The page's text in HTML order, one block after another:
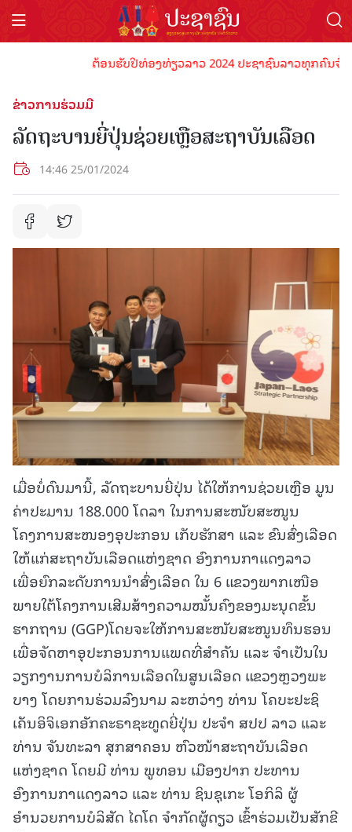
ຕ້ອນຮັບປີທ່ອງທ່ຽວລາວ 2024 ປະຊາຊົນລາວທຸກຄົນຈົ່ງ
ຂ່າວການຮ່ວມມື
ລັດຖະບານຍີ່ປຸ່ນຊ່ວຍເຫຼືອສະຖາບັນເລືອດ
14:46 25/01/2024
ເມື່ອບໍ່ດົນມານີ້, ລັດຖະບານຍີ່ປຸ່ນ ໄດ້ໃຫ້ການຊ່ວຍເຫຼືອ ມູນ
ຄ່າປະມານ 188.000 ໂດລາ ໃນການສະໜັບສະໜູນ
ໂຄງການສະໜອງອຸປະກອນ ເກັບຮັກສາ ແລະ ຂົນສົ່ງເລືອດ
ໃຫ້ແກ່ສະຖາບັນເລືອດແຫ່ງຊາດ ອົງການກາແດງລາວ
ເພື່ອຍົກລະດັບການນຳສົ່ງເລືອດ ໃນ 6 ແຂວງພາກເໜືອ
ພາຍໃຕ້ໂຄງການເສີມສ້າງຄວາມໝັ້ນຄົງຂອງມະນຸດຂັ້ນ
ຮາກຖານ (GGP)ໂດຍຈະໃຫ້ການສະໜັບສະໜູນທຶນຮອນ
ເພື່ອຈັດຫາອຸປະກອນການແພດທີ່ສຳຄັນ ແລະ ຈໍາເປັນໃນ
ວຽກງານການບໍລິການເລືອດໃນສູນເລືອດ ແຂວງຫຼວງພະ
ບາງ ໂດຍການຮ່ວມລົງນາມ ລະຫວ່າງ ທ່ານ ໂຄບະຢະຊິ
ເຄັນອິຈິເອກອັກຄະຣາຊະທູດຍີ່ປຸ່ນ ປະຈໍາ ສປປ ລາວ ແລະ
ທ່ານ ຈັນທະລາ ສຸກສາຄອນ ຫົວໜ້າສະຖາບັນເລືອດ
ແຫ່ງຊາດ ໂດຍມີ ທ່ານ ພູທອນ ເມືອງປາກ ປະທານ
ອົງການກາແດງລາວ ແລະ ທ່ານ ຊິນຊຸເກະ ໂອກິລິ ຜູ້
ອຳນວຍການບໍລິສັດ ໄດໂດ ຈຳກັດຜູ້ດຽວ ເຂົ້າຮ່ວມເປັນສັກຂີ